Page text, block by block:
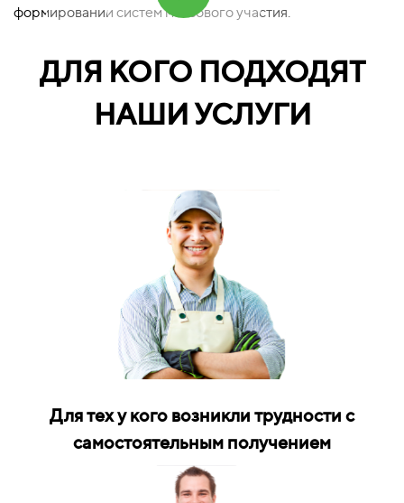
формировании систем массового участия.
ДЛЯ КОГО ПОДХОДЯТ
НАШИ УСЛУГИ
Для тех у кого возникли трудности с
самостоятельным получением